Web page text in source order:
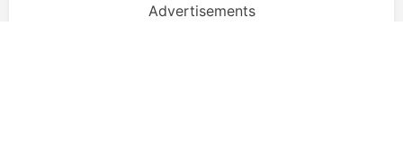
Advertisements